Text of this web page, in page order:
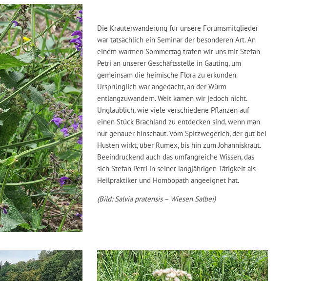
Die Kräuterwanderung für unsere Forumsmitglieder
war tatsächlich ein Seminar der besonderen Art. An
einem warmen Sommertag trafen wir uns mit Stefan
Petri an unserer Geschäftsstelle in Gauting, um
gemeinsam die heimische Flora zu erkunden.
Ursprünglich war angedacht, an der Würm
entlangzuwandern. Weit kamen wir jedoch nicht.
Unglaublich, wie viele verschiedene Pflanzen auf
einen Stück Brachland zu entdecken sind, wenn man
nur genauer hinschaut. Vom Spitzwegerich, der gut bei
Husten wirkt, über Rumex, bis hin zum Johanniskraut.
Beeindruckend auch das umfangreiche Wissen, das
sich Stefan Petri in seiner langjährigen Tätigkeit als
Heilpraktiker und Homöopath angeeignet hat.
(Bild: Salvia pratensis – Wiesen Salbei)